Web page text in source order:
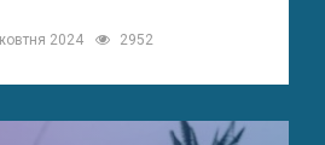
2024 2952